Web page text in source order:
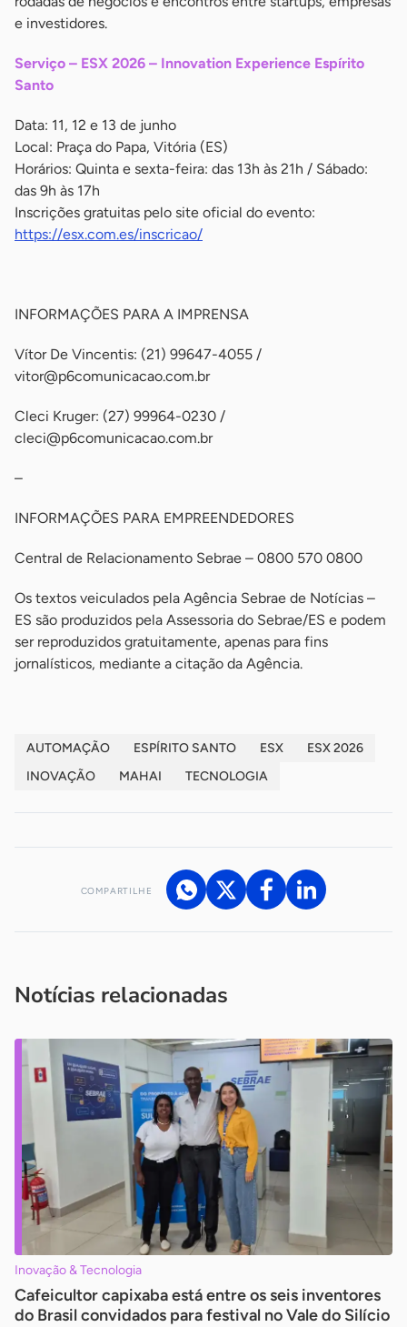
e investidores.
Serviço – ESX 2026 – Innovation Experience Espírito
Santo
Data: 11, 12 e 13 de junho
Local: Praça do Papa, Vitória (ES)
Horários: Quinta e sexta-feira: das 13h às 21h / Sábado:
das 9h às 17h
Inscrições gratuitas pelo site oficial do evento:
https://esx.com.es/inscricao/
INFORMAÇÕES PARA A IMPRENSA
Vítor De Vincentis: (21) 99647-4055 /
vitor@p6comunicacao.com.br
Cleci Kruger: (27) 99964-0230 /
cleci@p6comunicacao.com.br
–
INFORMAÇÕES PARA EMPREENDEDORES
Central de Relacionamento Sebrae – 0800 570 0800
Os textos veiculados pela Agência Sebrae de Notícias –
ES são produzidos pela Assessoria do Sebrae/ES e podem
ser reproduzidos gratuitamente, apenas para fins
jornalísticos, mediante a citação da Agência.
AUTOMAÇÃO ESPÍRITO SANTO ESX
ESX 2026
INOVAÇÃO
MAHAI TECNOLOGIA
COMPARTILHE
Notícias relacionadas
Inovação & Tecnologia
Cafeicultor capixaba está entre os seis inventores
do Brasil convidados para festival no Vale do Silício